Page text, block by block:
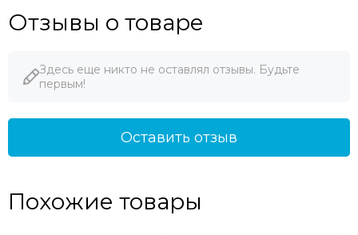
Отзывы о товаре
Здесь еще никто не оставлял отзывы. Будьте
первым!
Оставить отзыв
Похожие товары